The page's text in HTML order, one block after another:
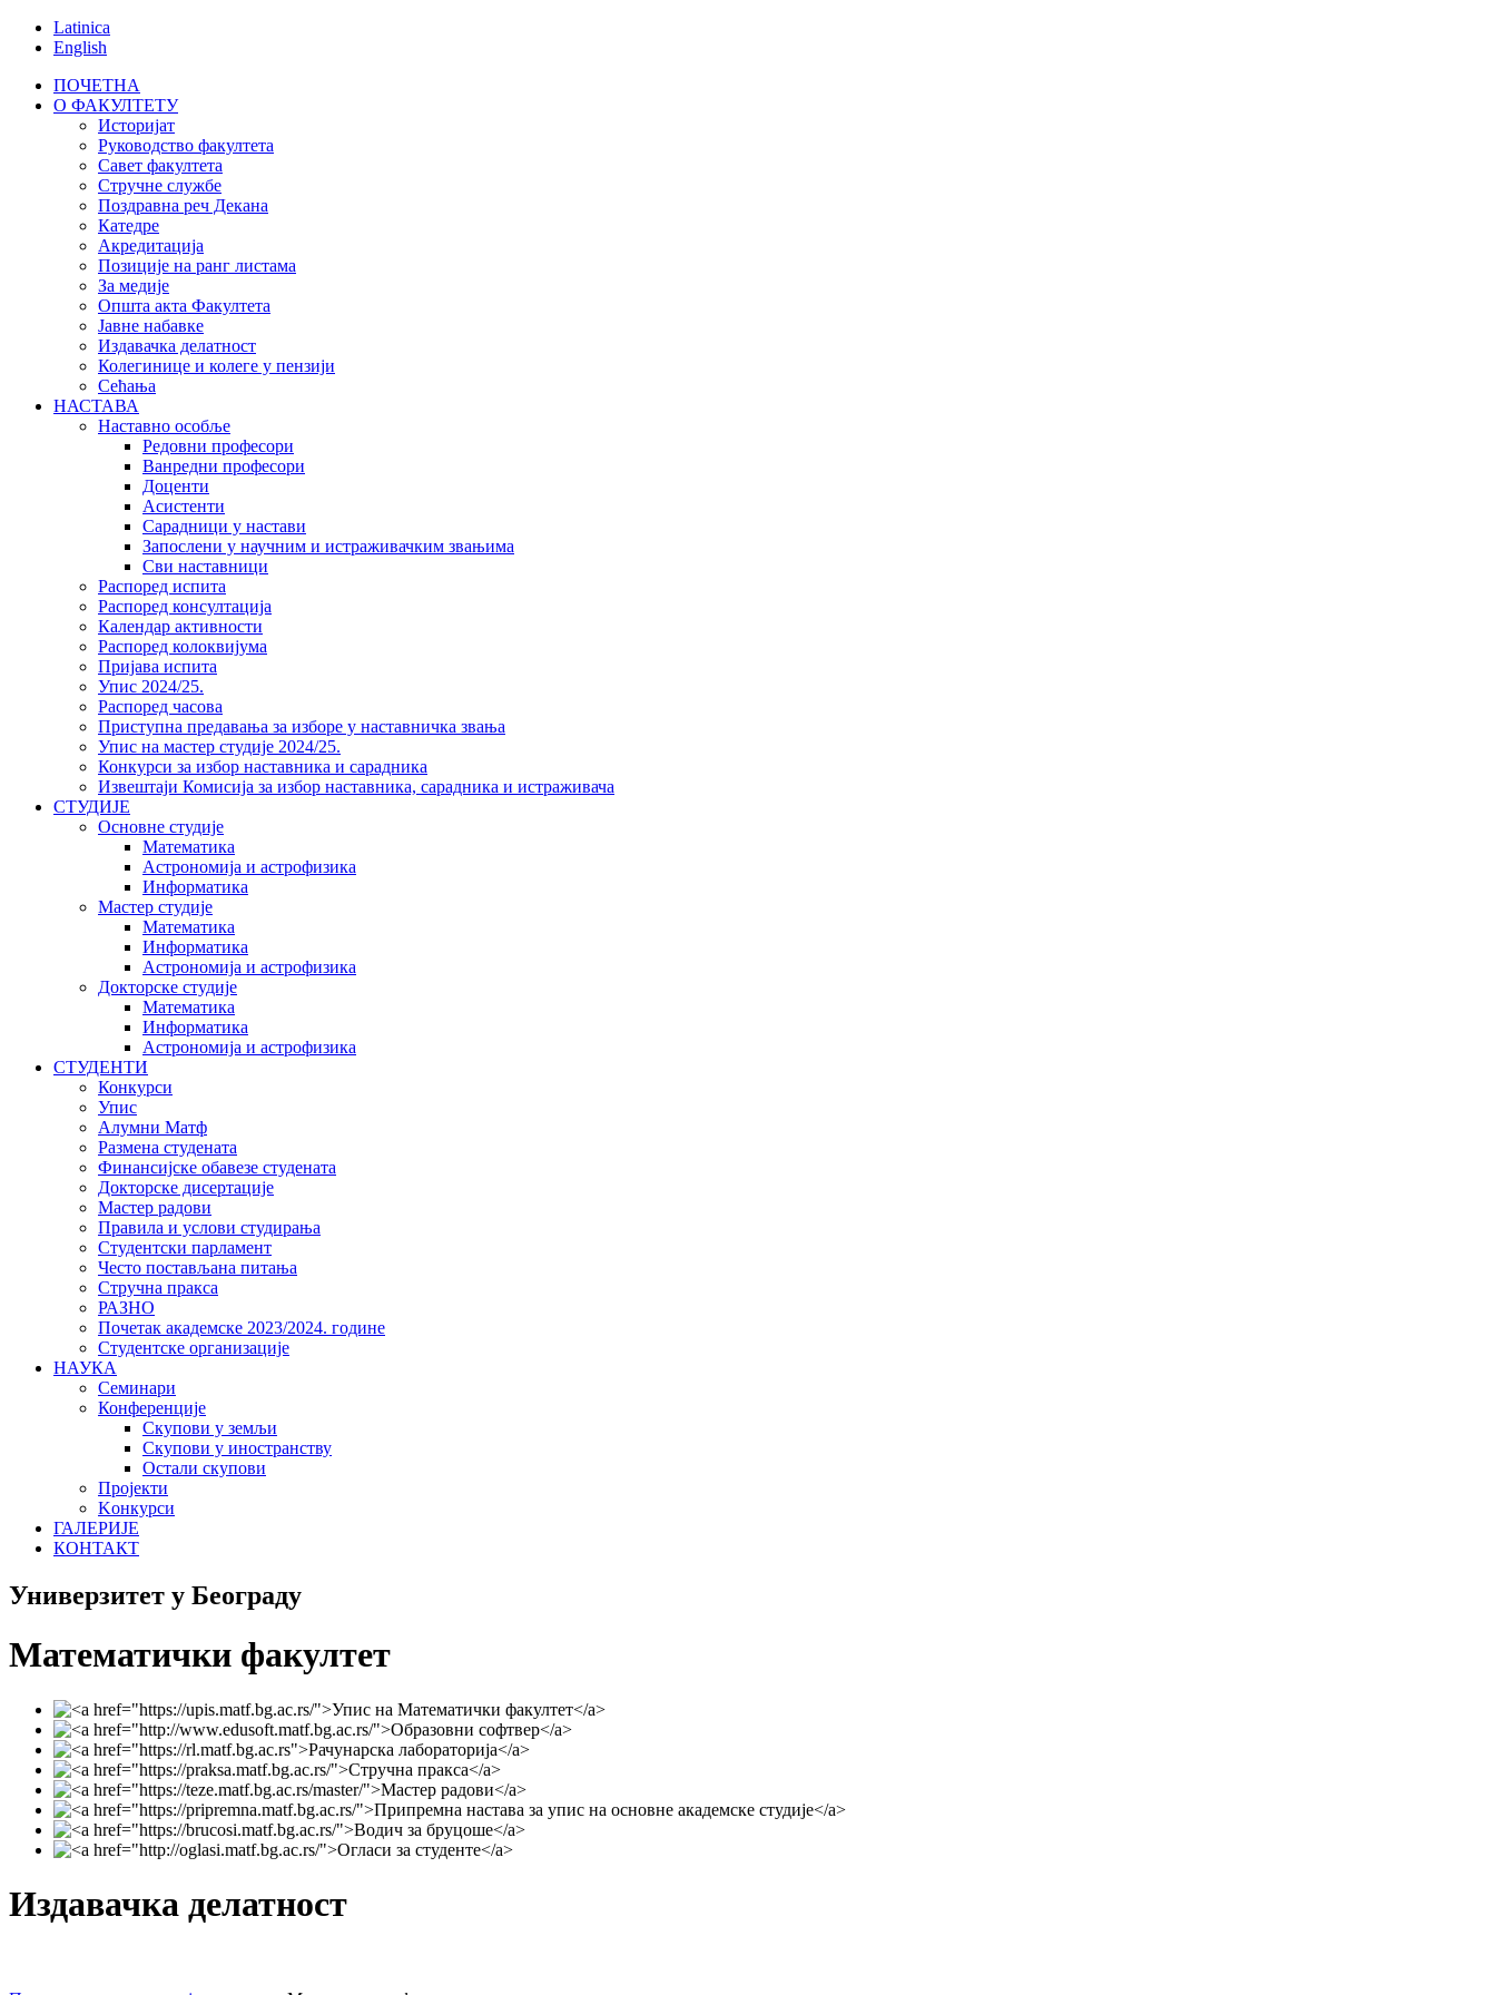
Latinica
English
ПОЧЕТНА
О ФАКУЛТЕТУ
Историјат
Руководство факултета
Савет факултета
Стручне службе
Поздравна реч Декана
Катедре
Акредитација
Позиције на ранг листама
За медије
Општа акта Факултета
Јавне набавке
Издавачка делатност
Колегинице и колеге у пензији
Сећања
НАСТАВА
Наставно особље
Редовни професори
Ванредни професори
Доценти
Асистенти
Сарадници у настави
Запослени у научним и истраживачким звањима
Сви наставници
Распоред испита
Распоред консултација
Календар активности
Распоред колоквијума
Пријава испита
Упис 2024/25.
Распоред часова
Приступна предавања за изборе у наставничка звања
Упис на мастер студије 2024/25.
Конкурси за избор наставника и сарадника
Извештаји Комисија за избор наставника, сарадника и истраживача
СТУДИЈЕ
Основне студије
Математика
Астрономија и астрофизика
Информатика
Мастер студије
Математика
Информатика
Астрономија и астрофизика
Докторске студије
Математика
Информатика
Астрономија и астрофизика
СТУДЕНТИ
Конкурси
Упис
Алумни Матф
Размена студената
Финансијске обавезе студената
Докторске дисертације
Мастер радови
Правила и услови студирања
Студентски парламент
Често постављана питања
Стручна пракса
РАЗНО
Почетак академске 2023/2024. године
Студентске организације
НАУКА
Семинари
Конференције
Скупови у земљи
Скупови у иностранству
Остали скупови
Пројекти
Koнкурси
ГАЛЕРИЈЕ
КОНТАКТ
Универзитет у Београду
Математички факултет
Издавачка делатност